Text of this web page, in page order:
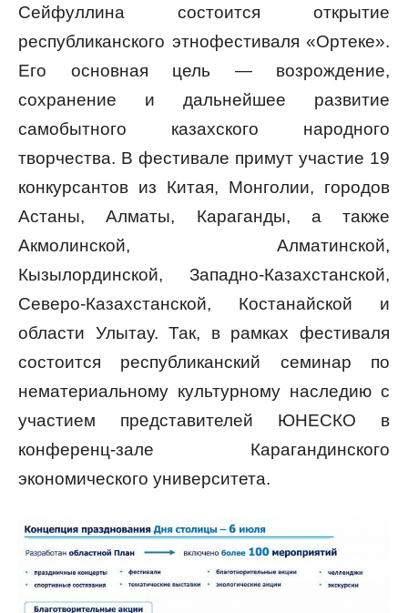
Сейфуллина состоится открытие
республиканского этнофестиваля «Ортеке».
Его основная цель — возрождение,
сохранение и дальнейшее развитие
самобытного казахского народного
творчества. В фестивале примут участие 19
конкурсантов из Китая, Монголии, городов
Астаны, Алматы, Караганды, а также
Акмолинской, Алматинской,
Кызылординской, Западно-Казахстанской,
Северо-Казахстанской, Костанайской и
области Улытау. Так, в рамках фестиваля
состоится республиканский семинар по
нематериальному культурному наследию с
участием представителей ЮНЕСКО в
конференц-зале Карагандинского
экономического университета.